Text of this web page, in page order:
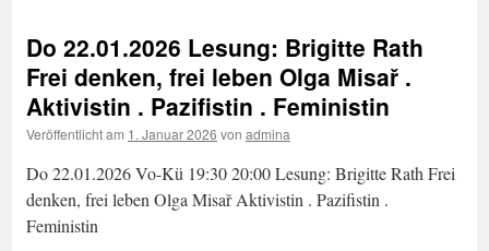
Vo-
Kü
20:00
Vorstellung
der
Graphic
Novel
Rudolf
Do 22.01.2026 Lesung: Brigitte Rath
Frei denken, frei leben Olga Misař .
Aktivistin . Pazifistin . Feministin
Veröffentlicht am 1. Januar 2026 von admina
Do 22.01.2026 Vo-Kü 19:30 20:00 Lesung: Brigitte Rath Frei
denken, frei leben Olga Misař Aktivistin . Pazifistin .
Feministin